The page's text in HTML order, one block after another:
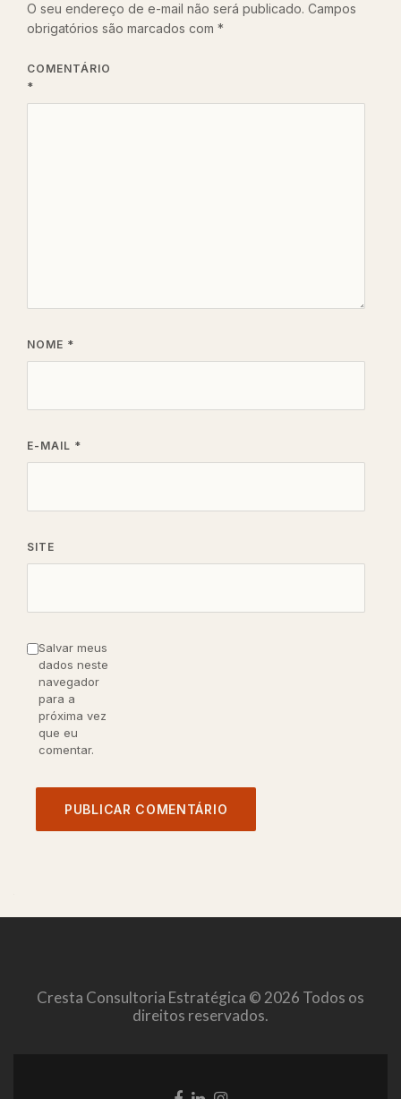
O seu endereço de e-mail não será publicado. Campos
obrigatórios são marcados com *
COMENTÁRIO
*
NOME *
E-MAIL *
SITE
Salvar meus
dados neste
navegador
para a
próxima vez
que eu
comentar.
Cresta Consultoria Estratégica © 2026 Todos os
direitos reservados.